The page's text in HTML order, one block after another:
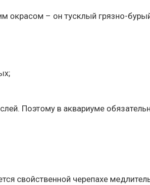
окрасом – он тусклый грязно-
Поэтому в аквариуме
свойственной черепахе